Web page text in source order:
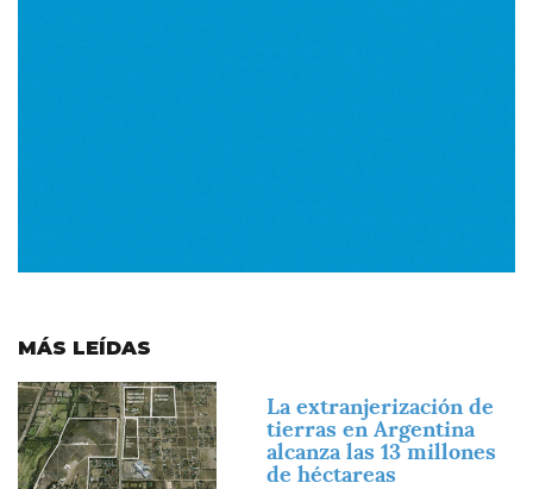
MÁS LEÍDAS
Imagen
La extranjerización de
tierras en Argentina
alcanza las 13 millones
de héctareas